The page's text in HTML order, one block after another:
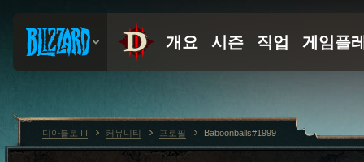
디아블로 III 커뮤니티 프로필 Baboonballs#1999